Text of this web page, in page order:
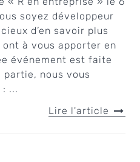
soyez développeur
d’en savoir plus
à vous apporter en
événement est faite
partie, nous vous
...
Lire l'article